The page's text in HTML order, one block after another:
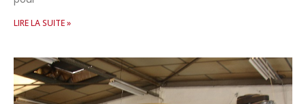
LIRE LA SUITE »